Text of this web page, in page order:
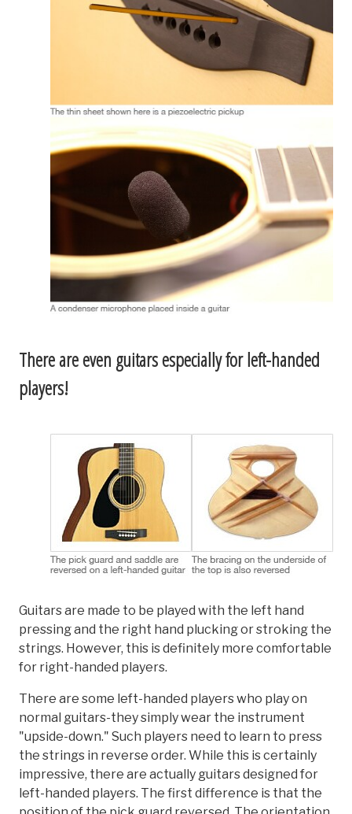
There are even guitars especially for left-handed
players!
Guitars are made to be played with the left hand
pressing and the right hand plucking or stroking the
strings. However, this is definitely more comfortable
for right-handed players.
There are some left-handed players who play on
normal guitars-they simply wear the instrument
"upside-down." Such players need to learn to press
the strings in reverse order. While this is certainly
impressive, there are actually guitars designed for
left-handed players. The first difference is that the